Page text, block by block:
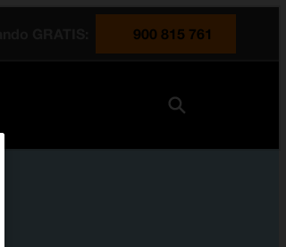
900 815 761